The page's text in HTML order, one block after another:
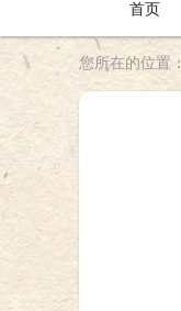
首页
您所在的位置：